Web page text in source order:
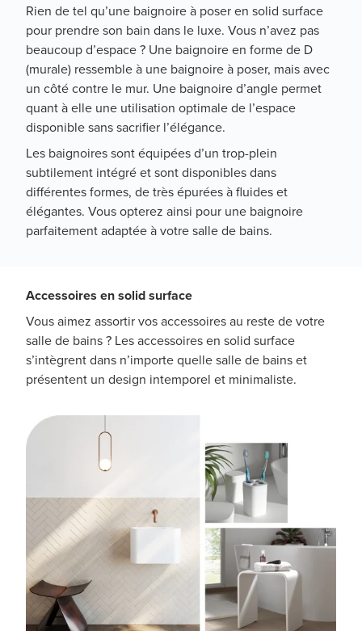
Rien de tel qu’une baignoire à poser en solid surface
pour prendre son bain dans le luxe. Vous n’avez pas
beaucoup d’espace ? Une baignoire en forme de D
(murale) ressemble à une baignoire à poser, mais avec
un côté contre le mur. Une baignoire d’angle permet
quant à elle une utilisation optimale de l’espace
disponible sans sacrifier l’élégance.
Les baignoires sont équipées d’un trop-plein
subtilement intégré et sont disponibles dans
différentes formes, de très épurées à fluides et
élégantes. Vous opterez ainsi pour une baignoire
parfaitement adaptée à votre salle de bains.
Accessoires en solid surface
Vous aimez assortir vos accessoires au reste de votre
salle de bains ? Les accessoires en solid surface
s’intègrent dans n’importe quelle salle de bains et
présentent un design intemporel et minimaliste.